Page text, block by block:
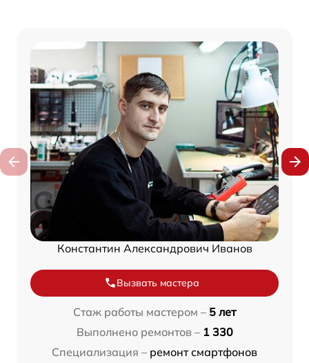
Константин Александрович Иванов
Вызвать мастера
Стаж работы мастером – 5 лет
Выполнено ремонтов – 1 330
Специализация – ремонт смартфонов